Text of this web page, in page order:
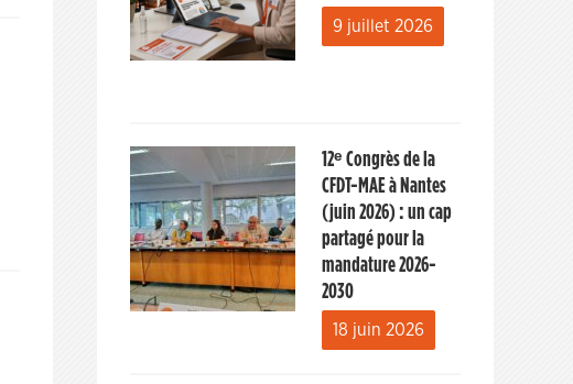
9 juillet 2026
12ᵉ Congrès de la
CFDT-MAE à Nantes
(juin 2026) : un cap
partagé pour la
mandature 2026-
2030
18 juin 2026